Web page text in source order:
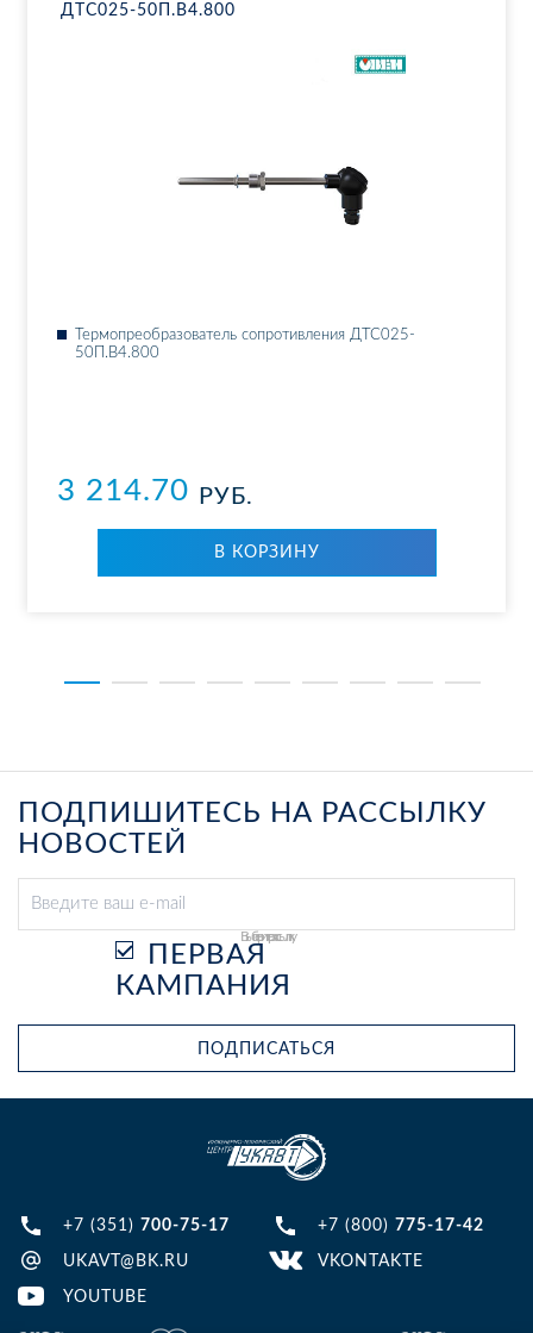
ДТ­С025-50П.В4.800
Тер­мо­пре­об­ра­зо­ва­тель со­про­тив­ле­ния ДТ­С025-
50П.В4.800
3 214.70 РУБ.
В КОР­ЗИ­НУ
ПОДПИШИТЕСЬ НА РАССЫЛКУ
НОВОСТЕЙ
Выберите рассылку
ПЕРВАЯ
КАМПАНИЯ
ПОДПИСАТЬСЯ
+7 (351) 700-75-17 +7 (800) 775-17-42
UKAVT@BK.RU VKONTAKTE
YOUTUBE